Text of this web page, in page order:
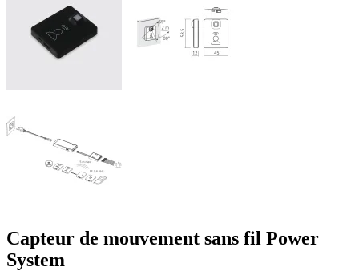
Capteur de mouvement sans fil Power
System